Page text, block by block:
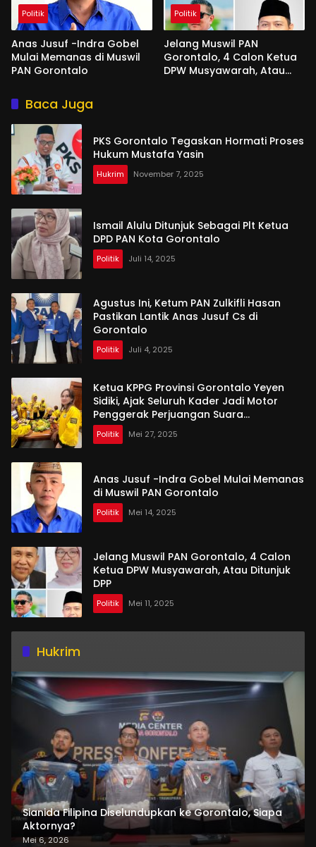
Politik
Anas Jusuf -Indra Gobel
Mulai Memanas di Muswil
PAN Gorontalo
Politik
Jelang Muswil PAN
Gorontalo, 4 Calon Ketua
DPW Musyawarah, Atau
Baca Juga
PKS Gorontalo Tegaskan Hormati Proses
Hukum Mustafa Yasin
Hukrim November 7, 2025
Ismail Alulu Ditunjuk Sebagai Plt Ketua
DPD PAN Kota Gorontalo
Politik Juli 14, 2025
Agustus Ini, Ketum PAN Zulkifli Hasan
Pastikan Lantik Anas Jusuf Cs di
Gorontalo
Politik Juli 4, 2025
Ketua KPPG Provinsi Gorontalo Yeyen
Sidiki, Ajak Seluruh Kader Jadi Motor
Penggerak Perjuangan Suara
Perempuan
Politik Mei 27, 2025
Anas Jusuf -Indra Gobel Mulai Memanas
di Muswil PAN Gorontalo
Politik Mei 14, 2025
Jelang Muswil PAN Gorontalo, 4 Calon
Ketua DPW Musyawarah, Atau Ditunjuk
DPP
Politik Mei 11, 2025
Hukrim
Sianida Filipina Diselundupkan ke Gorontalo, Siapa
Aktornya?
Mei 6, 2026